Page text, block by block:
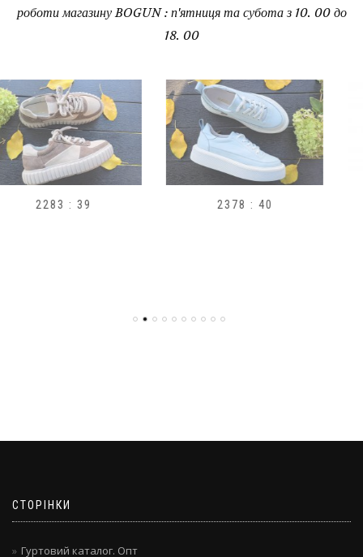
роботи магазину BOGUN : п'ятниця та субота з 10. 00 до
18. 00
2378 : 40 H1
СТОРІНКИ
Гуртовий каталог. Опт